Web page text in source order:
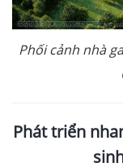
Phối cảnh nhà
Phát triển